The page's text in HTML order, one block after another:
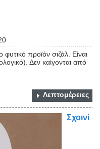
προϊόν σιζάλ. Είναι
Δεν καίγονται από
Λεπτομέρειες
Σχοινί